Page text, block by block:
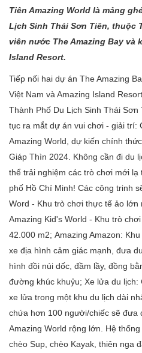
Tiên Amazing World là mảng
Lịch Sinh Thái Sơn Tiên, thuộc
viên nước The Amazing Bay và
Island Resort.
Tiếp nối hai dự án The Amazing
Việt Nam và Amazing Island
Thành Phố Du Lịch Sinh Thái
tục ra mắt dự án vui chơi - giải trí:
Amazing World, dự kiến chính
Giáp Thìn 2024. Không cần đi du
thể trải nghiệm các trò chơi mới
phố Hồ Chí Minh! Các công trinh
Word - Khu trò chơi thực tế ảo lớn
Amazing Kid's World - Khu trò
42.000 m2; Amazing Amazon:
xe địa hình cảm giác mạnh, đưa
hình đồi núi dốc, đầm lầy, đồng
đường khúc khuỷu; Xe lửa du
xe lửa trong một khu du lịch dài
chứa hơn 100 người/chiếc sẽ đưa
Amazing World rộng lớn. Hệ
chèo Sup, chèo Kayak, thiên nga